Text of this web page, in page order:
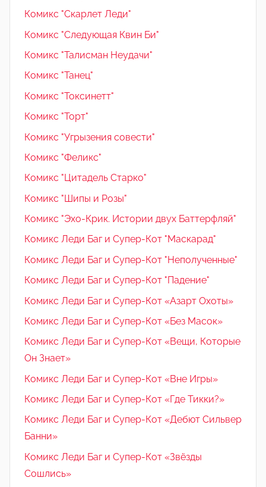
Комикс "Скарлет Леди"
Комикс "Следующая Квин Би"
Комикс "Талисман Неудачи"
Комикс "Танец"
Комикс "Токсинетт"
Комикс "Торт"
Комикс "Угрызения совести"
Комикс "Феликс"
Комикс "Цитадель Старко"
Комикс "Шипы и Розы"
Комикс "Эхо-Крик. Истории двух Баттерфляй"
Комикс Леди Баг и Супер-Кот "Маскарад"
Комикс Леди Баг и Супер-Кот "Неполученные"
Комикс Леди Баг и Супер-Кот "Падение"
Комикс Леди Баг и Супер-Кот «Азарт Охоты»
Комикс Леди Баг и Супер-Кот «Без Масок»
Комикс Леди Баг и Супер-Кот «Вещи, Которые
Он Знает»
Комикс Леди Баг и Супер-Кот «Вне Игры»
Комикс Леди Баг и Супер-Кот «Где Тикки?»
Комикс Леди Баг и Супер-Кот «Дебют Сильвер
Банни»
Комикс Леди Баг и Супер-Кот «Звёзды
Сошлись»